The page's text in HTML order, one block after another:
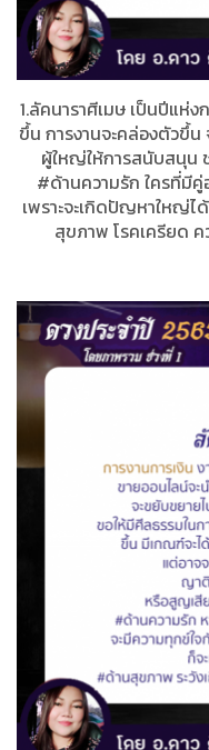
1.ลัคนาราศีเมษ เป็นปีแห่
ขึ้น การงานจะคล่องตัวขึ้
ผู้ใหญ่ให้การสนับสนุน
#ด้านความรัก ใครที่มี
เพราะจะเกิดปัญหาใหญ่ไ
สุขภาพ โรคเครียด ค